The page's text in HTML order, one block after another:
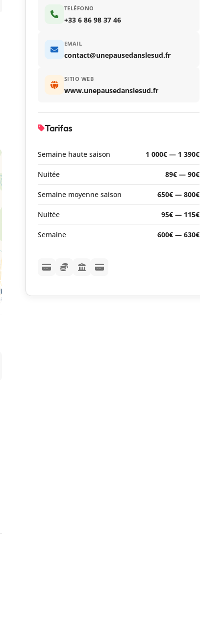
TELÉFONO
+33 6 86 98 37 46
EMAIL
contact@unepausedanslesud.fr
SITIO WEB
www.unepausedanslesud.fr
Tarifas
Semaine haute saison 1 000€ — 1 390€
Nuitée 89€ — 90€
Semaine moyenne saison 650€ — 800€
Nuitée 95€ — 115€
Semaine 600€ — 630€